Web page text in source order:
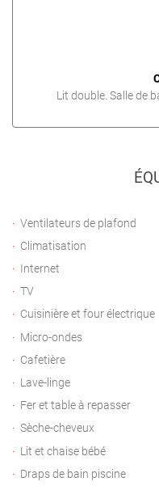
Lit double. Salle de
Ventilateurs de plafond
Climatisation
Internet
TV
Cuisinière et four électrique
Micro-ondes
Cafetière
Lave-linge
Fer et table à repasser
Sèche-cheveux
Lit et chaise bébé
Draps de bain piscine